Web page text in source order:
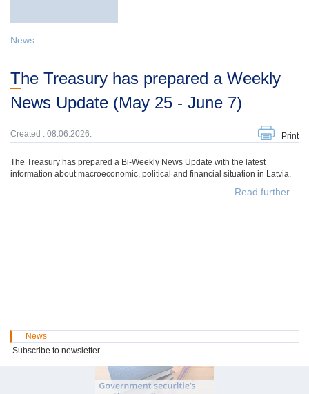
News
The Treasury has prepared a Weekly
News Update (May 25 - June 7)
Created : 08.06.2026. Print
The Treasury has prepared a Bi-Weekly News Update with the latest
information about macroeconomic, political and financial situation in Latvia.
Read further
News
Subscribe to newsletter